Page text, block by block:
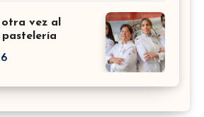
vez al